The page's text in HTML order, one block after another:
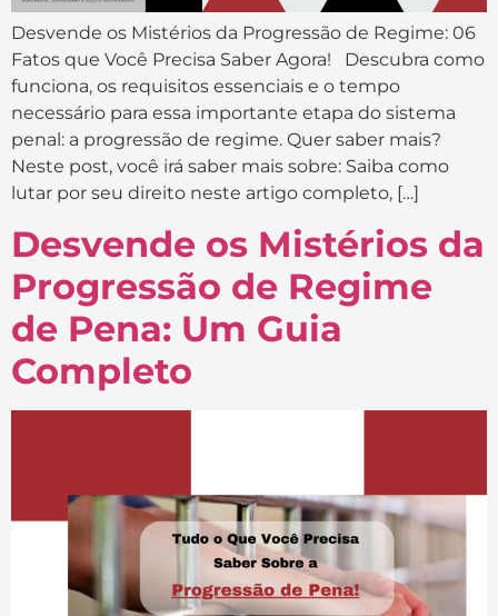
Desvende os Mistérios da Progressão de Regime: 06
Fatos que Você Precisa Saber Agora! Descubra como
funciona, os requisitos essenciais e o tempo
necessário para essa importante etapa do sistema
penal: a progressão de regime. Quer saber mais?
Neste post, você irá saber mais sobre: Saiba como
lutar por seu direito neste artigo completo, […]
Desvende os Mistérios da
Progressão de Regime
de Pena: Um Guia
Completo